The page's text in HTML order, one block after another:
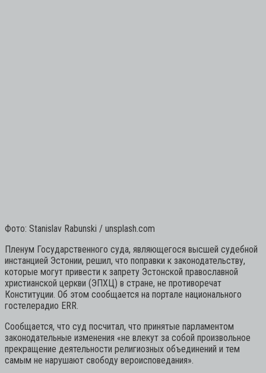
Фото: Stanislav Rabunski / unsplash.com
Пленум Государственного суда, являющегося высшей судебной
инстанцией Эстонии, решил, что поправки к законодательству,
которые могут привести к запрету Эстонской православной
христианской церкви (ЭПХЦ) в стране, не противоречат
Конституции. Об этом сообщается на портале национального
гостелерадио ERR.
Сообщается, что суд посчитал, что принятые парламентом
законодательные изменения «не влекут за собой произвольное
прекращение деятельности религиозных объединений и тем
самым не нарушают свободу вероисповедания».